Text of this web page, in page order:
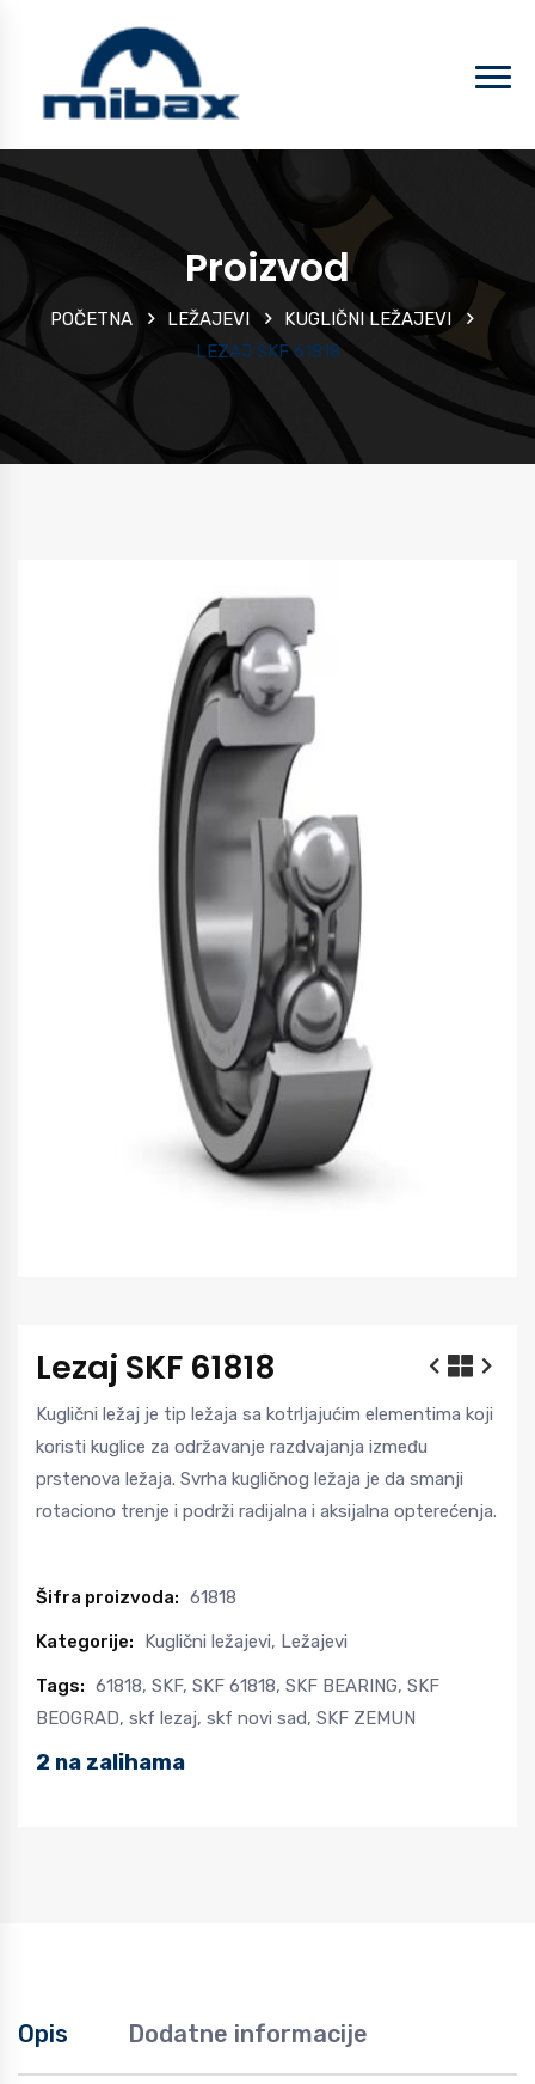
Proizvod
POČETNA LEŽAJEVI
KUGLIČNI LEŽAJEVI
LEZAJ SKF 61818
Lezaj SKF 61818
Kuglični ležaj je tip ležaja sa kotrljajućim elementima koji
koristi kuglice za održavanje razdvajanja između
prstenova ležaja. Svrha kugličnog ležaja je da smanji
rotaciono trenje i podrži radijalna i aksijalna opterećenja.
Šifra proizvoda: 61818
Kategorije: Kuglični ležajevi, Ležajevi
Tags: 61818, SKF, SKF 61818, SKF BEARING, SKF
BEOGRAD, skf lezaj, skf novi sad, SKF ZEMUN
2 na zalihama
Opis Dodatne informacije